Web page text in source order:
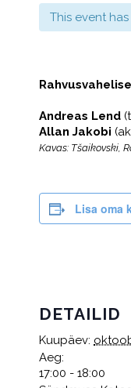
This event
Andreas Lend
Allan Jakobi
Kavas: Tšaikovski,
Lisa oma
DETAILID
Kuupäev:
Aeg:
17:00 - 18:00